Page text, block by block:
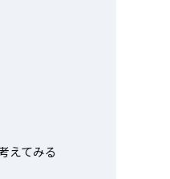
えてみる